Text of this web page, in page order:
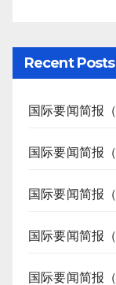
Recent Posts
国际要闻简报
国际要闻简报
国际要闻简报
国际要闻简报
国际要闻简报